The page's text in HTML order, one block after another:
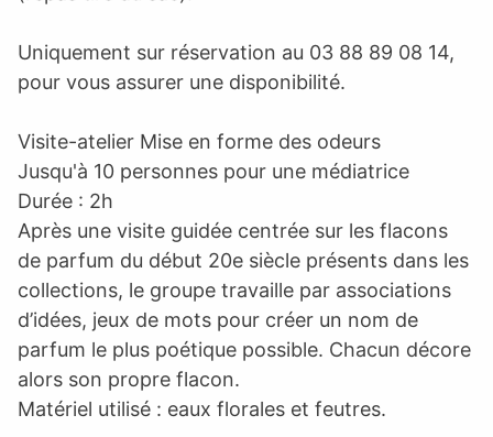
Uniquement sur réservation au 03 88 89 08 14,
pour vous assurer une disponibilité.
Visite-atelier Mise en forme des odeurs
Jusqu'à 10 personnes pour une médiatrice
Durée : 2h
Après une visite guidée centrée sur les flacons
de parfum du début 20e siècle présents dans les
collections, le groupe travaille par associations
d’idées, jeux de mots pour créer un nom de
parfum le plus poétique possible. Chacun décore
alors son propre flacon.
Matériel utilisé : eaux florales et feutres.